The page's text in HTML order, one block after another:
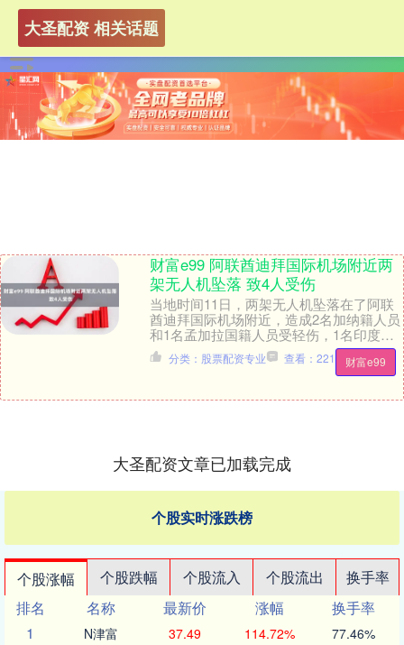
大圣配资 相关话题
财富e99 阿联酋迪拜国际机场附近两
架无人机坠落 致4人受伤
当地时间11日，两架无人机坠落在了阿联
酋迪拜国际机场附近，造成2名加纳籍人员
和1名孟加拉国籍人员受轻伤，1名印度籍
人员受中度伤。目前，机场空中交通正常
运行。....
财富e99
分类：股票配资专业 查看：221
大圣配资文章已加载完成
个股实时涨跌榜
个股涨幅 个股跌幅 个股流入 个股流出
换手率
排名
名称 最新价 涨幅
换手率
1
N津富 37.49 114.72% 77.46%